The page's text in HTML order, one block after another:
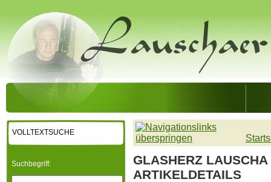
GLASHERZ
ARTIKELDETAILS
VOLLTEXTSUCHE
Suchbegriff: